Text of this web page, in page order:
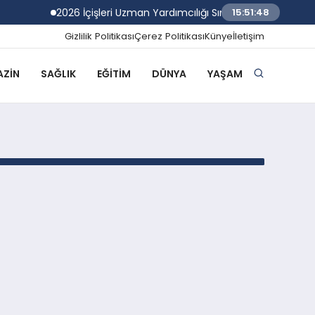
2026 İçişleri Uzman Yardımcılığı Sınav Sonuçları
15:51:48
Gizlilik PolitikasıÇerez PolitikasıKünyeİletişim
SAĞLIK EĞITIM DÜNYA YAŞAM